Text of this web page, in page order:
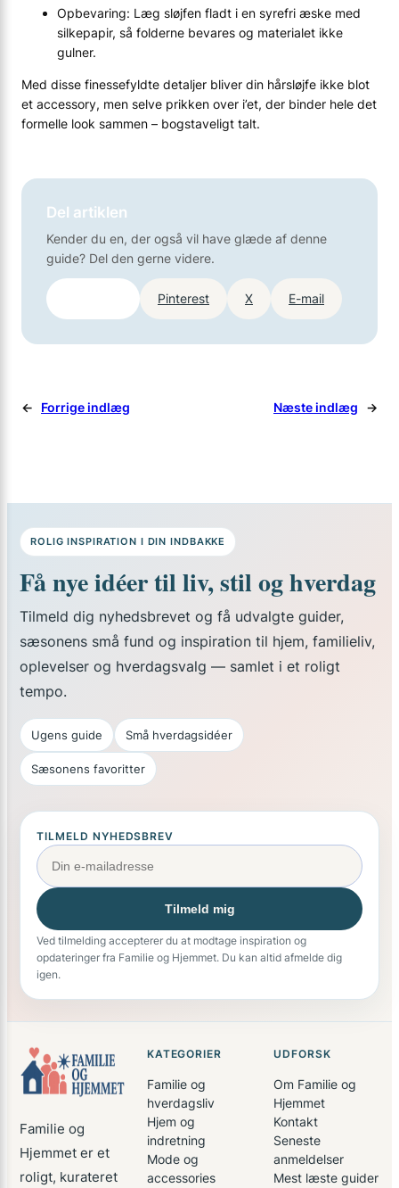
Opbevaring: Læg sløjfen fladt i en syrefri æske med
silkepapir, så folderne bevares og materialet ikke
gulner.
Med disse finessefyldte detaljer bliver din hårsløjfe ikke blot
et accessory, men selve prikken over i’et, der binder hele det
formelle look sammen – bogstaveligt talt.
Del artiklen
Kender du en, der også vil have glæde af denne
guide? Del den gerne videre.
Pinterest X E-mail
← Forrige indlæg Næste indlæg →
ROLIG INSPIRATION I DIN INDBAKKE
Få nye idéer til liv, stil og hverdag
Tilmeld dig nyhedsbrevet og få udvalgte guider,
sæsonens små fund og inspiration til hjem, familieliv,
oplevelser og hverdagsvalg — samlet i et roligt
tempo.
Ugens guide Små hverdagsidéer
Sæsonens favoritter
TILMELD NYHEDSBREV
Tilmeld mig
Ved tilmelding accepterer du at modtage inspiration og
opdateringer fra Familie og Hjemmet. Du kan altid afmelde dig
igen.
Familie og
Hjemmet er et
roligt, kurateret
KATEGORIER
Familie og
hverdagsliv
Hjem og
indretning
Mode og
accessories
UDFORSK
Om Familie og
Hjemmet
Kontakt
Seneste
anmeldelser
Mest læste guider